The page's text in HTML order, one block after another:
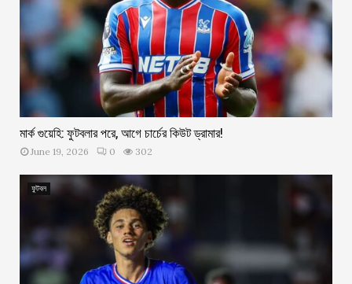
মার্ক গুয়েহি: ফুটবলার পরে, আগে চার্চের কিউট ড্রামার!
June 19, 2026 0 302
ফুটবল